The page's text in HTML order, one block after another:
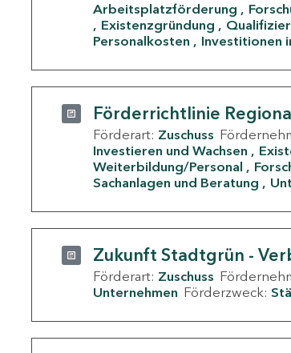
Arbeitsplatzförderung
Existenzgründung
Personalkosten
Investitionen
Förderrichtlinie
Förderart: Zuschuss
Investieren und Wachsen
Weiterbildung/Personal
Sachanlagen und Beratung
Zukunft Stadtgrün -
Förderart: Zuschuss
Unternehmen Förderzweck: